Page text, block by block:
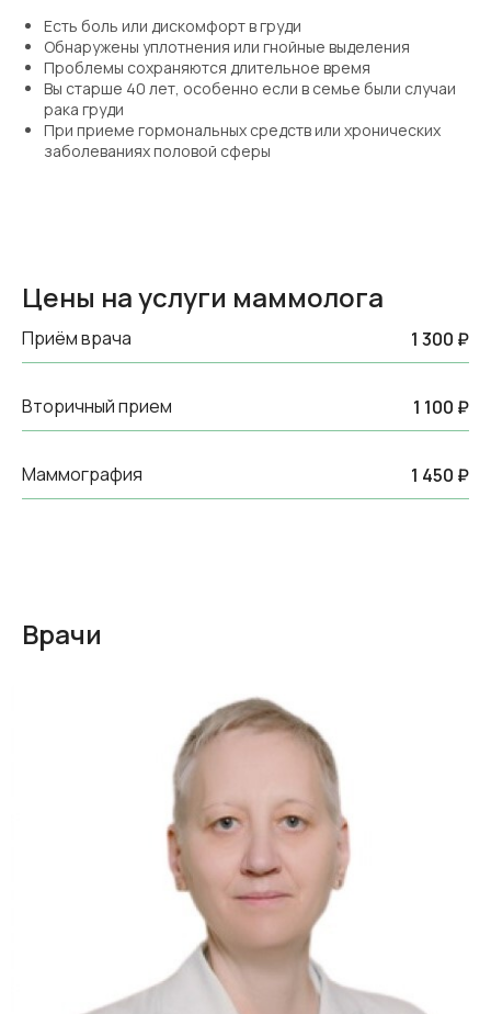
Есть боль или дискомфорт в груди
Обнаружены уплотнения или гнойные выделения
Проблемы сохраняются длительное время
Вы старше 40 лет, особенно если в семье были случаи
рака груди
При приеме гормональных средств или хронических
заболеваниях половой сферы
Цены на услуги маммолога
Приём врача 1 300 ₽
Вторичный прием 1 100 ₽
Маммография 1 450 ₽
Врачи